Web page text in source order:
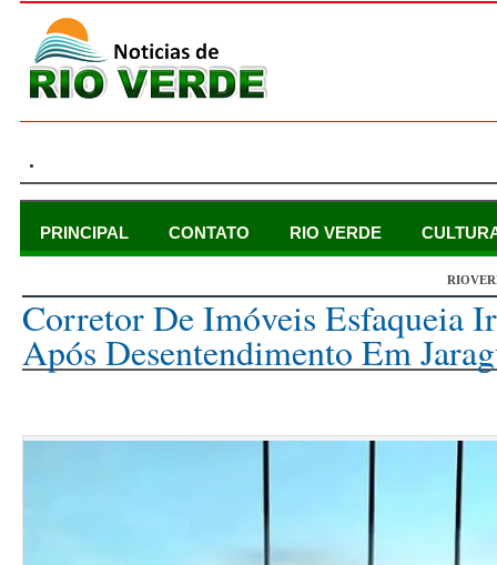
.
PRINCIPAL CONTATO RIO VERDE
Corretor De Imóveis Esfaqueia
Após Desentendimento Em